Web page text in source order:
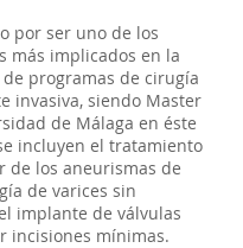
por ser uno de los
más implicados en la
programas de cirugía
invasiva, siendo Master
de Málaga en éste
incluyen el tratamiento
de los aneurismas de
de varices sin
implante de válvulas
incisiones mínimas.